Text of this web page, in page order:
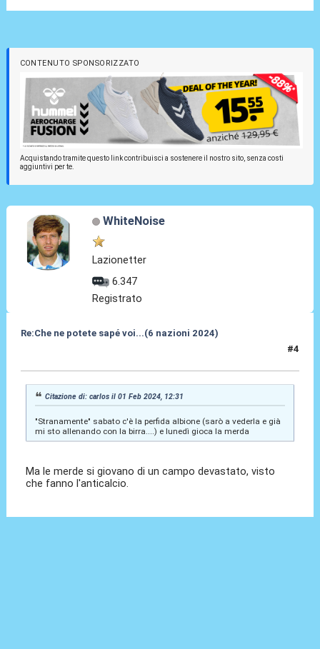
CONTENUTO SPONSORIZZATO
Acquistando tramite questo link contribuisci a sostenere il nostro sito, senza costi
aggiuntivi per te.
WhiteNoise
Lazionetter
6.347
Registrato
Re:Che ne potete sapé voi...(6 nazioni 2024)
#4
Citazione di: carlos il 01 Feb 2024, 12:31
"Stranamente" sabato c'è la perfida albione (sarò a vederla e già
mi sto allenando con la birra....) e lunedì gioca la merda
Ma le merde si giovano di un campo devastato, visto
che fanno l'anticalcio.